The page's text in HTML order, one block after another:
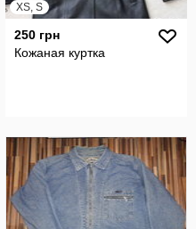
XS, S
250 грн
Кожаная куртка